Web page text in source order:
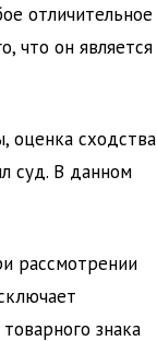
отличительное
что он является
оценка сходства
суд. В данном
рассмотрении
знака